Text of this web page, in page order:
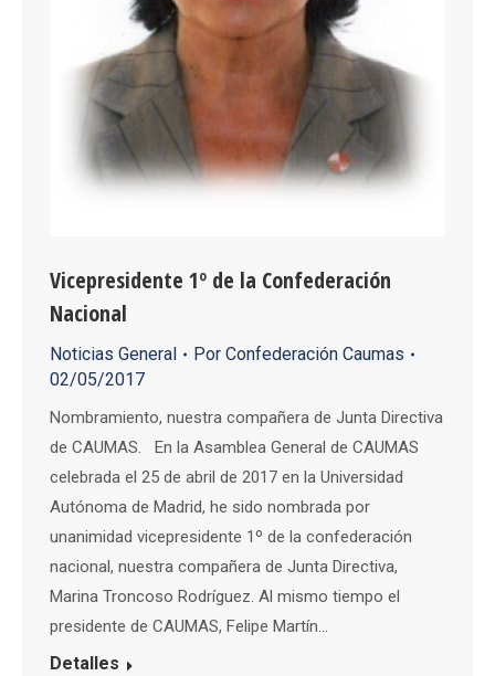
Vicepresidente 1º de la Confederación
Nacional
Noticias General Por Confederación Caumas
02/05/2017
Nombramiento, nuestra compañera de Junta Directiva
de CAUMAS. En la Asamblea General de CAUMAS
celebrada el 25 de abril de 2017 en la Universidad
Autónoma de Madrid, he sido nombrada por
unanimidad vicepresidente 1º de la confederación
nacional, nuestra compañera de Junta Directiva,
Marina Troncoso Rodríguez. Al mismo tiempo el
presidente de CAUMAS, Felipe Martín…
Detalles